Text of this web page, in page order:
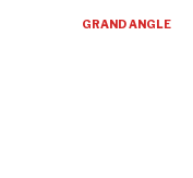
GRAND ANGLE